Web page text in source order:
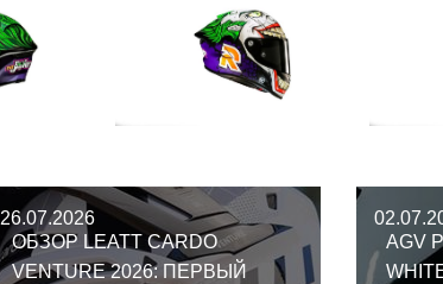
26.07.2026
ОБЗОР LEATT CARDO
VENTURE 2026: ПЕРВЫЙ
AGV